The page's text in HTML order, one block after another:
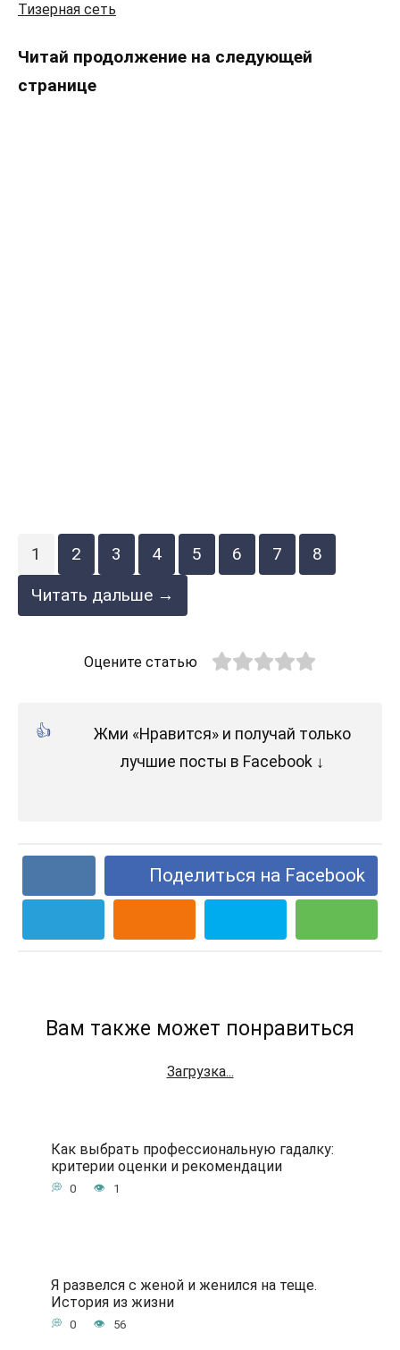
Тизерная сеть
Читай продолжение на следующей
странице
1 2 3 4 5 6 7
8
Читать дальше →
Оцените статью
Жми «Нравится» и получай только
лучшие посты в Facebook ↓
Поделиться на Facebook
Вам также может понравиться
Загрузка...
Как выбрать профессиональную гадалку:
критерии оценки и рекомендации
0 1
Я развелся с женой и женился на теще.
История из жизни
0 56